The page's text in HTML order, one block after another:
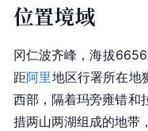
位置境域
冈仁波齐峰，海拔
距阿里地区行署所在地
西部，隔着玛旁雍错和
措两山两湖组成的地带